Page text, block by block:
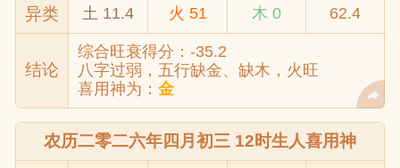
异类 土 11.4 火 51 木 0 62.4
结论
综合旺衰得分：-35.2
八字过弱，五行缺金、缺木，火旺
喜用神为：金
农历二零二六年四月初三 12时生人喜用神